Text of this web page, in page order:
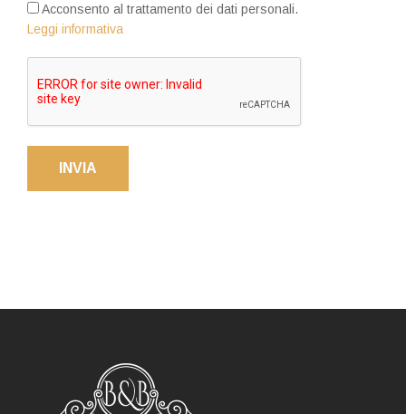
Acconsento al trattamento dei dati personali.
Leggi informativa